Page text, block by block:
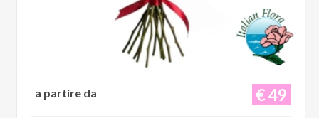
€ 49
a partire da